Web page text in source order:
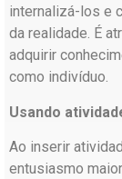
internalizá-los e
da realidade. É
adquirir
como indivíduo.
Usando
Ao inserir
entusiasmo